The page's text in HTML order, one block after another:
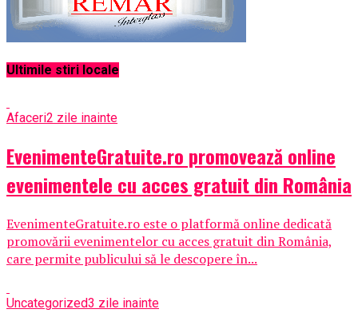
Ultimile stiri locale
Afaceri2 zile inainte
EvenimenteGratuite.ro promovează online
evenimentele cu acces gratuit din România
EvenimenteGratuite.ro este o platformă online dedicată
promovării evenimentelor cu acces gratuit din România,
care permite publicului să le descopere în...
Uncategorized3 zile inainte